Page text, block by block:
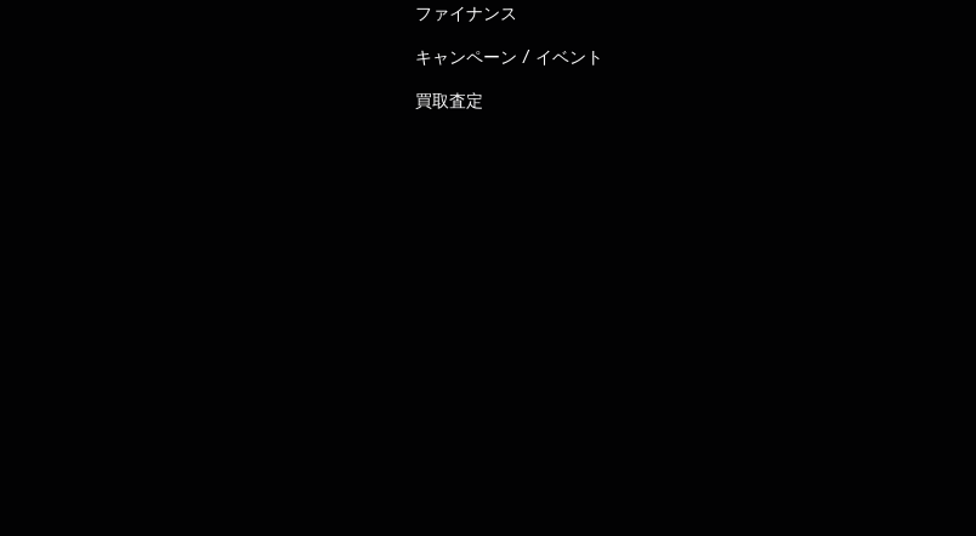
ファイナンス
キャンペーン / イベント
買取査定